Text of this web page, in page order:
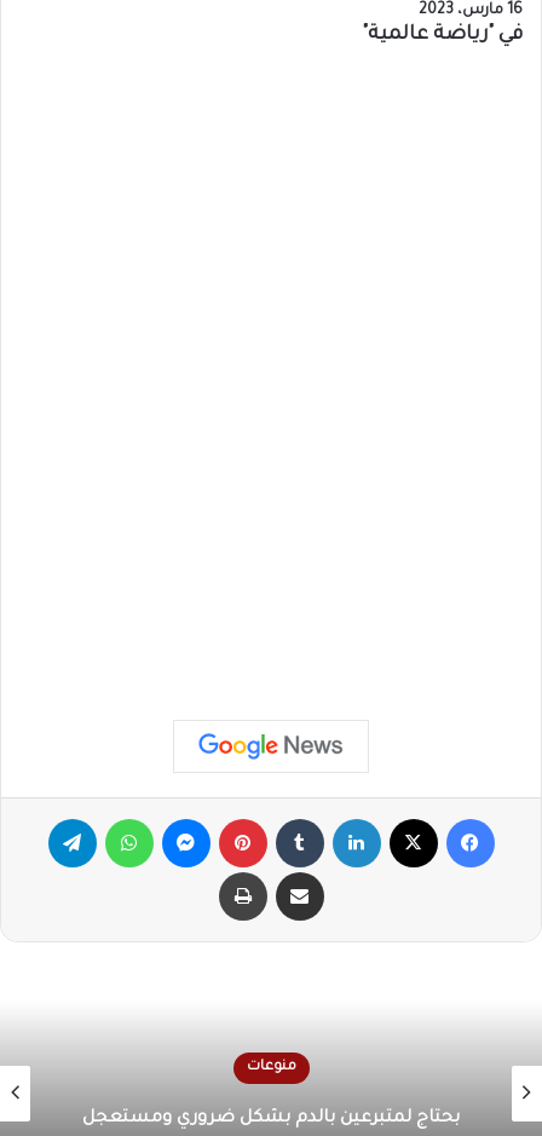
16 مارس، 2023
في "رياضة عالمية"
منوعات
عاصفة شمسية قوية في طريقها إلى الأرض السبت